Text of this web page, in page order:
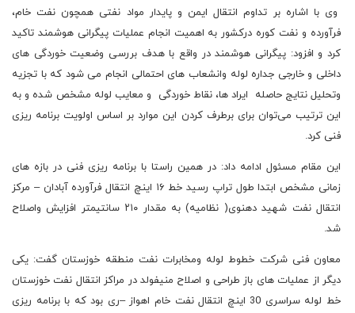
وی با اشاره بر تداوم انتقال ایمن و پایدار مواد نفتی همچون نفت خام،
فرآورده و نفت کوره درکشور به اهمیت انجام عملیات پیگرانی هوشمند تاکید
کرد و افزود: پیگرانی هوشمند در واقع با هدف بررسی وضعیت خوردگی های
داخلی و خارجی جداره لوله وانشعاب های احتمالی انجام می شود که با تجزیه
وتحلیل نتایج حاصله ایراد ها، نقاط خوردگی و معایب لوله مشخص شده و به
این ترتیب می‌توان برای برطرف کردن این موارد بر اساس اولویت برنامه ریزی
فنی کرد.
این مقام مسئول ادامه داد: در همین راستا با برنامه ریزی فنی در بازه های
زمانی مشخص ابتدا طول تراپ رسید خط ۱۶ اینچ انتقال فرآورده آبادان – مرکز
انتقال نفت شهید دهنوی( نظامیه) به مقدار ۲۱۰ سانتیمتر افزایش واصلاح
شد.
معاون فنی شرکت خطوط لوله ومخابرات نفت منطقه خوزستان گفت: یکی
دیگر از عملیات های باز طراحی و اصلاح منیفولد در مراکز انتقال نفت خوزستان
خط لوله سراسری 30 اینچ انتقال نفت خام اهواز –ری بود که با برنامه ریزی